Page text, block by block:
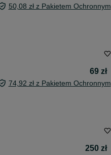
50,08 zł z Pakietem Ochronnym
69 zł
74,92 zł z Pakietem Ochronnym
250 zł